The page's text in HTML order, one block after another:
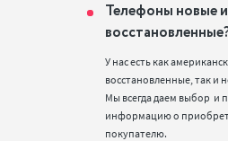
Телефоны новые
У нас есть как
восстановленные, так и
Мы всегда даем выбор  и
информацию о
покупателю.